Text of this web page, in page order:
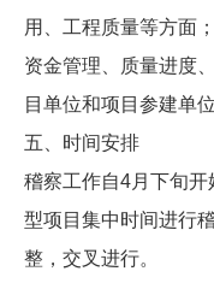
用、工程质量等方面
资金管理、质量进度
目单位和项目参建单位
五、时间安排
稽察工作自4月下旬
型项目集中时间进行
整，交叉进行。